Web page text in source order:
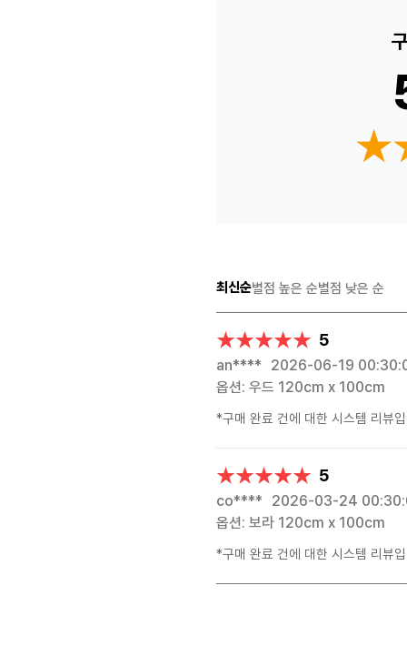
최신순별점 높은 순별점 낮은 순
★★★★★
★★★★★ 5
an**** 2026-06-19
옵션: 우드 120cm x 100cm
*구매 완료 건에 대한 시스템 리뷰
★★★★★
★★★★★ 5
co**** 2026-03-24
옵션: 보라 120cm x 100cm
*구매 완료 건에 대한 시스템 리뷰